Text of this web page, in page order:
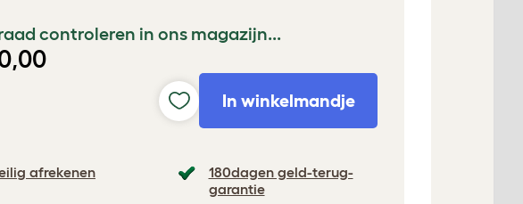
controleren in ons magazijn...
In winkelmandje
afrekenen
180dagen geld-terug-
garantie